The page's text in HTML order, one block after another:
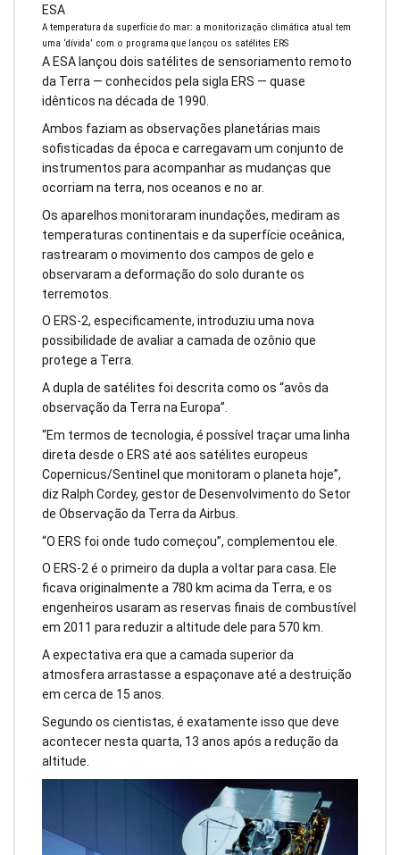
ESA
A temperatura da superfície do mar: a monitorização climática atual tem
uma ‘dívida’ com o programa que lançou os satélites ERS
A ESA lançou dois satélites de sensoriamento remoto
da Terra — conhecidos pela sigla ERS — quase
idênticos na década de 1990.
Ambos faziam as observações planetárias mais
sofisticadas da época e carregavam um conjunto de
instrumentos para acompanhar as mudanças que
ocorriam na terra, nos oceanos e no ar.
Os aparelhos monitoraram inundações, mediram as
temperaturas continentais e da superfície oceânica,
rastrearam o movimento dos campos de gelo e
observaram a deformação do solo durante os
terremotos.
O ERS-2, especificamente, introduziu uma nova
possibilidade de avaliar a camada de ozônio que
protege a Terra.
A dupla de satélites foi descrita como os “avôs da
observação da Terra na Europa”.
“Em termos de tecnologia, é possível traçar uma linha
direta desde o ERS até aos satélites europeus
Copernicus/Sentinel que monitoram o planeta hoje”,
diz Ralph Cordey, gestor de Desenvolvimento do Setor
de Observação da Terra da Airbus.
“O ERS foi onde tudo começou”, complementou ele.
O ERS-2 é o primeiro da dupla a voltar para casa. Ele
ficava originalmente a 780 km acima da Terra, e os
engenheiros usaram as reservas finais de combustível
em 2011 para reduzir a altitude dele para 570 km.
A expectativa era que a camada superior da
atmosfera arrastasse a espaçonave até a destruição
em cerca de 15 anos.
Segundo os cientistas, é exatamente isso que deve
acontecer nesta quarta, 13 anos após a redução da
altitude.